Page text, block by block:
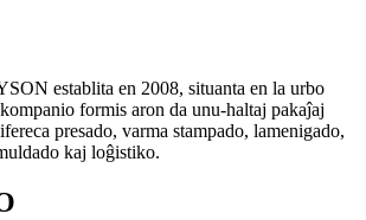
establita en 2008, situanta en la urbo
formis aron da unu-haltaj pakaĵaj
presado, varma stampado, lamenigado,
kaj loĝistiko.